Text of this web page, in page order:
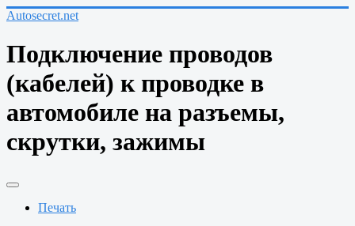
Autosecret.net
Подключение проводов
(кабелей) к проводке в
автомобиле на разъемы,
скрутки, зажимы
Печать